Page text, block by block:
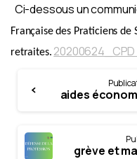
Ci-dessous un
Française des Praticiens
retraites. 20200624_CPD
Reading